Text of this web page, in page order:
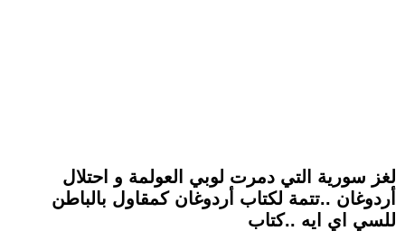
لغز سورية التي دمرت لوبي العولمة و احتلال
أردوغان ..تتمة لكتاب أردوغان كمقاول بالباطن
للسي اي ايه ..كتاب